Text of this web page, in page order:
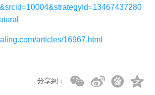
articles/16967.html
分享到：